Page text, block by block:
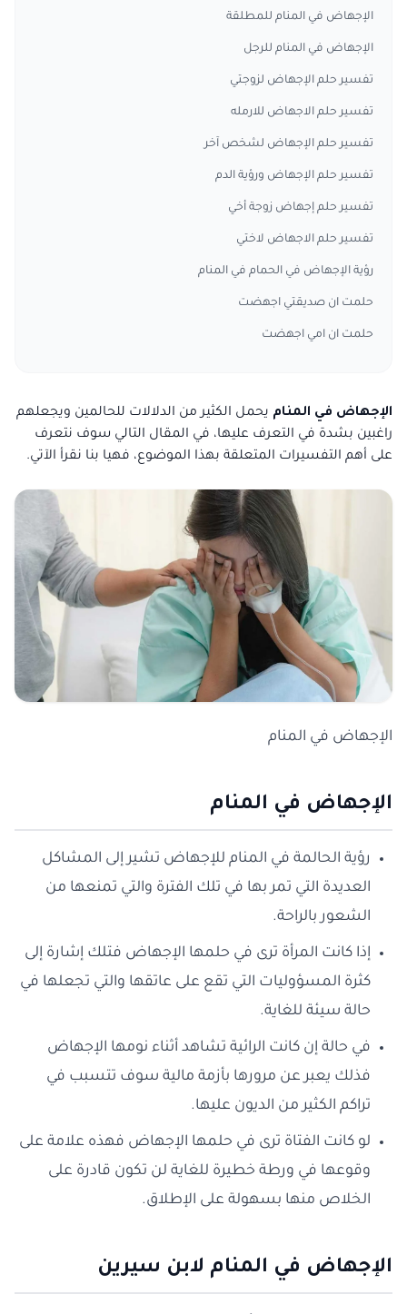
الإجهاض في المنام للمطلقة
الإجهاض في المنام للرجل
تفسير حلم الإجهاض لزوجتي
تفسير حلم الاجهاض للارمله
تفسير حلم الإجهاض لشخص آخر
تفسير حلم الإجهاض ورؤية الدم
تفسير حلم إجهاض زوجة أخي
تفسير حلم الاجهاض لاختي
رؤية الإجهاض في الحمام في المنام
حلمت ان صديقتي اجهضت
حلمت ان امي اجهضت
الإجهاض في المنام يحمل الكثير من الدلالات للحالمين ويجعلهم
راغبين بشدة في التعرف عليها، في المقال التالي سوف نتعرف
على أهم التفسيرات المتعلقة بهذا الموضوع، فهيا بنا نقرأ الآتي.
الإجهاض في المنام
الإجهاض في المنام
رؤية الحالمة في المنام للإجهاض تشير إلى المشاكل
العديدة التي تمر بها في تلك الفترة والتي تمنعها من
الشعور بالراحة.
إذا كانت المرأة ترى في حلمها الإجهاض فتلك إشارة إلى
كثرة المسؤوليات التي تقع على عاتقها والتي تجعلها في
حالة سيئة للغاية.
في حالة إن كانت الرائية تشاهد أثناء نومها الإجهاض
فذلك يعبر عن مرورها بأزمة مالية سوف تتسبب في
تراكم الكثير من الديون عليها.
لو كانت الفتاة ترى في حلمها الإجهاض فهذه علامة على
وقوعها في ورطة خطيرة للغاية لن تكون قادرة على
الخلاص منها بسهولة على الإطلاق.
الإجهاض في المنام لابن سيرين